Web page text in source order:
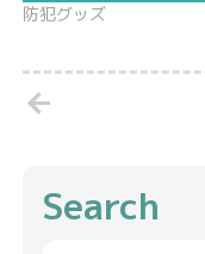
防犯グッズ
arrow_back
Search